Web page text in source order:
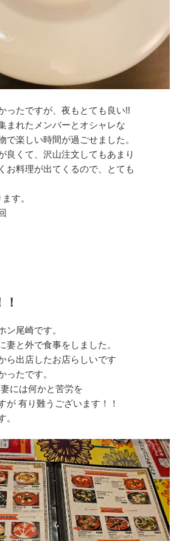
ったですが、夜もとても良い!!
まれたメンバーとオシャレな
で楽しい時間が過ごせました。
良くて、沢山注文してもあまり
お料理が出てくるので、とても
す。
ン尾崎です。
妻と外で食事をしました。
ら出店したお店らしいです
ったです。
には何かと苦労を
が 有り難うございます！！
。